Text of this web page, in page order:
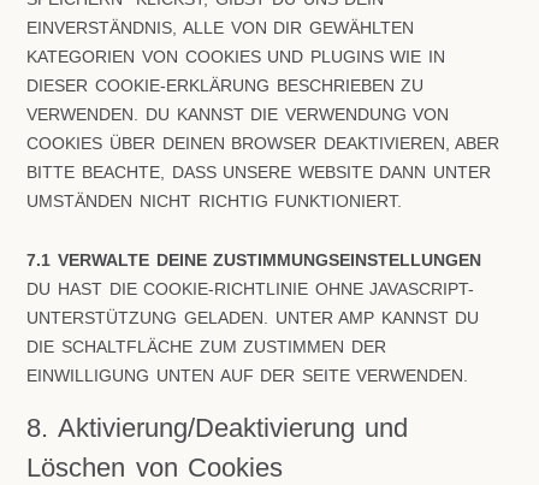
EINVERSTÄNDNIS, ALLE VON DIR GEWÄHLTEN
KATEGORIEN VON COOKIES UND PLUGINS WIE IN
DIESER COOKIE-ERKLÄRUNG BESCHRIEBEN ZU
VERWENDEN. DU KANNST DIE VERWENDUNG VON
COOKIES ÜBER DEINEN BROWSER DEAKTIVIEREN, ABER
BITTE BEACHTE, DASS UNSERE WEBSITE DANN UNTER
UMSTÄNDEN NICHT RICHTIG FUNKTIONIERT.
7.1 VERWALTE DEINE ZUSTIMMUNGSEINSTELLUNGEN
DU HAST DIE COOKIE-RICHTLINIE OHNE JAVASCRIPT-
UNTERSTÜTZUNG GELADEN. UNTER AMP KANNST DU
DIE SCHALTFLÄCHE ZUM ZUSTIMMEN DER
EINWILLIGUNG UNTEN AUF DER SEITE VERWENDEN.
8. Aktivierung/Deaktivierung und
Löschen von Cookies